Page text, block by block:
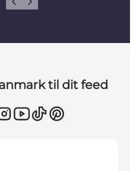
ForrigeNæste
til dit feed